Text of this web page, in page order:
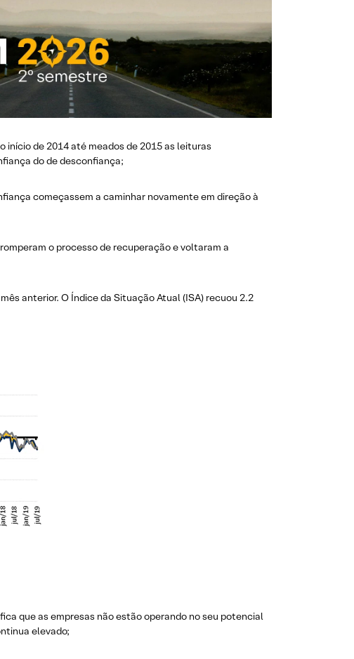
de 2014 até meados de 2015 as leituras
do de desconfiança;
começassem a caminhar novamente em direção à
o processo de recuperação e voltaram a
anterior. O Índice da Situação Atual (ISA) recuou 2.2
que as empresas não estão operando no seu potencial
elevado;